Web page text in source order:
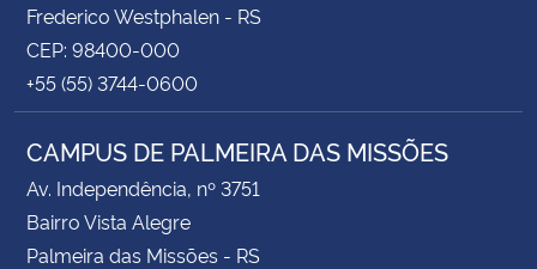
Frederico Westphalen - RS
CEP: 98400-000
+55 (55) 3744-0600
CAMPUS DE PALMEIRA DAS MISSÕES
Av. Independência, nº 3751
Bairro Vista Alegre
Palmeira das Missões - RS